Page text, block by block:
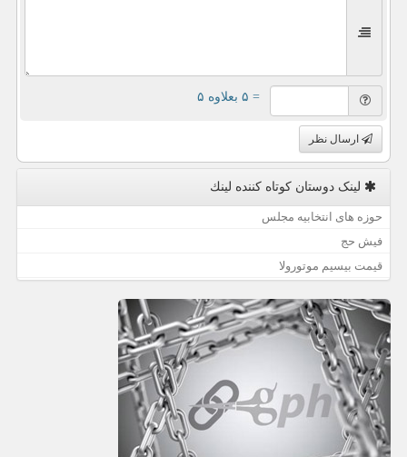
= ۵ بعلاوه ۵
ارسال نظر
لینک دوستان كوتاه كننده لینك
حوزه های انتخابیه مجلس
فیش حج
قیمت بیسیم موتورولا